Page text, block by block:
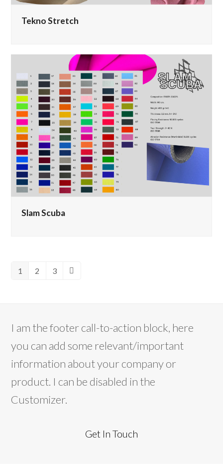
Tekno Stretch
Slam Scuba
Pagina
1 Pagina
2 Pagina
3 Successivo
I am the footer call-to-action block, here
you can add some relevant/important
information about your company or
product. I can be disabled in the
Customizer.
Get In Touch